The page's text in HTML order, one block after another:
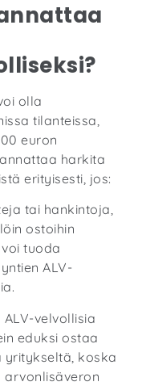
olla
tilanteissa,
euron
harkita
erityisesti, jos:
tai hankintoja,
ostoihin
tuoda
ALV-
velvollisia
eduksi ostaa
yritykseltä, koska
arvonlisäveron